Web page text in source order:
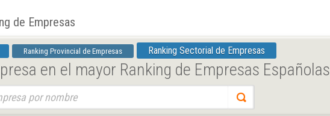
de Empresas
Ranking Provincial de Empresas Ranking Sectorial de Empresas
en el mayor Ranking de Empresas Españolas